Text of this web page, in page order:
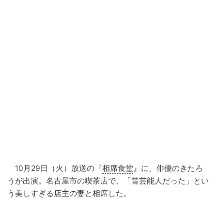
10月29日（火）放送の『相席食堂 』に、俳優のきたろ
うが出演。名古屋市の喫茶店で、「昔芸能人だった」とい
う美しすぎる店主の妻と相席した。